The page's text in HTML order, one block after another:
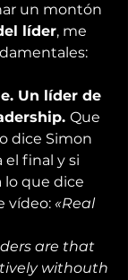
un montón
líder, me
Un líder de
Que
dice Simon
el final y si
lo que dice
vídeo: «Real
are that
withouth